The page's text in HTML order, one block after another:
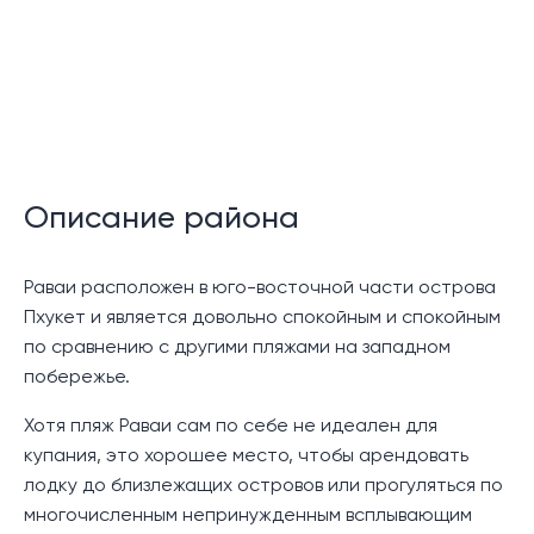
Таунхаусы Sumalee расположены всего в 5 минутах
местной и интернациональной кухни, скромных
ночных клубов, кафе и магазинов. Примерно 10 минут
езды на машине приведет вас к пляжу Най Харн, где
можно заняться пляжным отдыхом и расслабиться.
На таком же расстоянии вы можете найти несколько
крупных торговых центров в районе Чалонг, таких
как Makro, Lotus’s и Villa Market.
Описание района
Раваи расположен в юго-восточной части острова
Пхукет и является довольно спокойным и спокойным
по сравнению с другими пляжами на западном
побережье.
Хотя пляж Раваи сам по себе не идеален для
купания, это хорошее место, чтобы арендовать
лодку до близлежащих островов или прогуляться по
многочисленным непринужденным всплывающим